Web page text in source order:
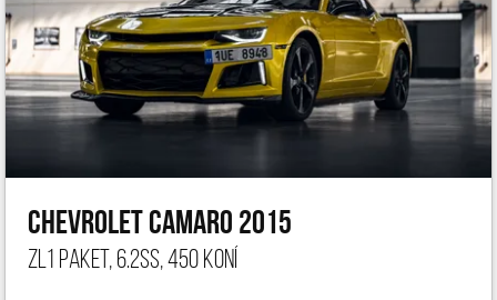
Chevrolet Camaro 2015
ZL1 paket, 6.2ss, 450 koní